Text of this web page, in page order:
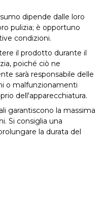
dipende dalle loro
pulizia; è opportuno
condizioni.
il prodotto durante il
poiché ciò ne
sarà responsabile delle
o malfunzionamenti
dell'apparecchiatura.
garantiscono la massima
Si consiglia una
la durata del